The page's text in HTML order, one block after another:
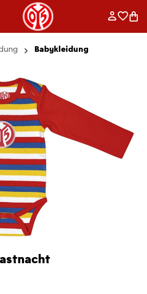
Babykleidung